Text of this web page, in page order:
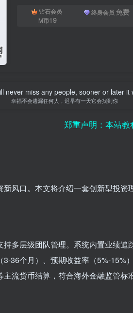
钻石会员
M币19
终身会员 免费
never miss any people, sooner or later it
幸福不会遗漏任何人，迟早有一天它会找到你
郑重声明：本站教程、资
风口。本文将介绍一套创新型投
多层级团队管理。系统内置业绩追
36个月）、预期收益率（5%-15%
流货币结算，符合海外金融监管标准